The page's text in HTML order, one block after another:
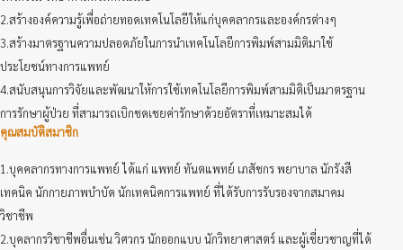
2.สร้างองค์ความรู้เพื่อถ่ายทอดเทคโนโลยีให้แก่บุคคลากรและองค์กรต่างๆ
3.สร้างมาตรฐานความปลอดภัยในการนำเทคโนโลยีการพิมพ์สามมิติมาใช้
ประโยชน์ทางการแพทย์
4.สนับสนุนการวิจัยและพัฒนาให้การใช้เทคโนโลยีการพิมพ์สามมิติเป็นมาตรฐาน
การรักษาผู้ป่วย ที่สามารถเบิกชดเชยค่ารักษาด้วยอัตราที่เหมาะสมได้
คุณสมบัติสมาชิก
1.บุคคลากรทางการแพทย์ ได้แก่ แพทย์ ทันตแพทย์ เภสัชกร พยาบาล นักรังสี
เทคนิค นักกายภาพบำบัด นักเทคนิคการแพทย์ ที่ได้รับการรับรองจากสมาคม
วิชาชีพ
2.บุคลากรวิชาชีพอื่นเช่น วิศวกร นักออกแบบ นักวิทยาศาสตร์ และผู้เชี่ยวชาญที่ได้